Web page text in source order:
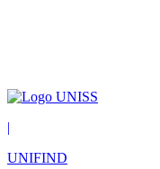
|
UNIFIND